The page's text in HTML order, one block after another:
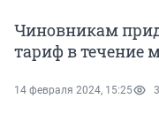
Чиновникам
тариф в течение
14 февраля 2024, 15:25